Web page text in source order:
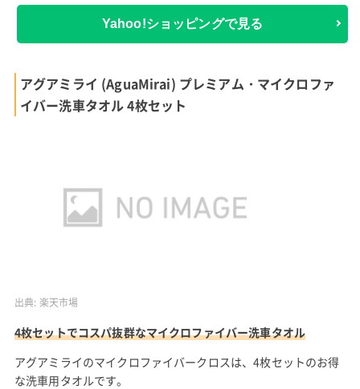
Yahoo!ショッピングで見る
アグアミライ (AguaMirai) プレミアム・マイクロファ
イバー洗車タオル 4枚セット
出典: 楽天市場
4枚セットでコスパ抜群なマイクロファイバー洗車タオル
アグアミライのマイクロファイバークロスは、4枚セットのお得
な洗車用タオルです。